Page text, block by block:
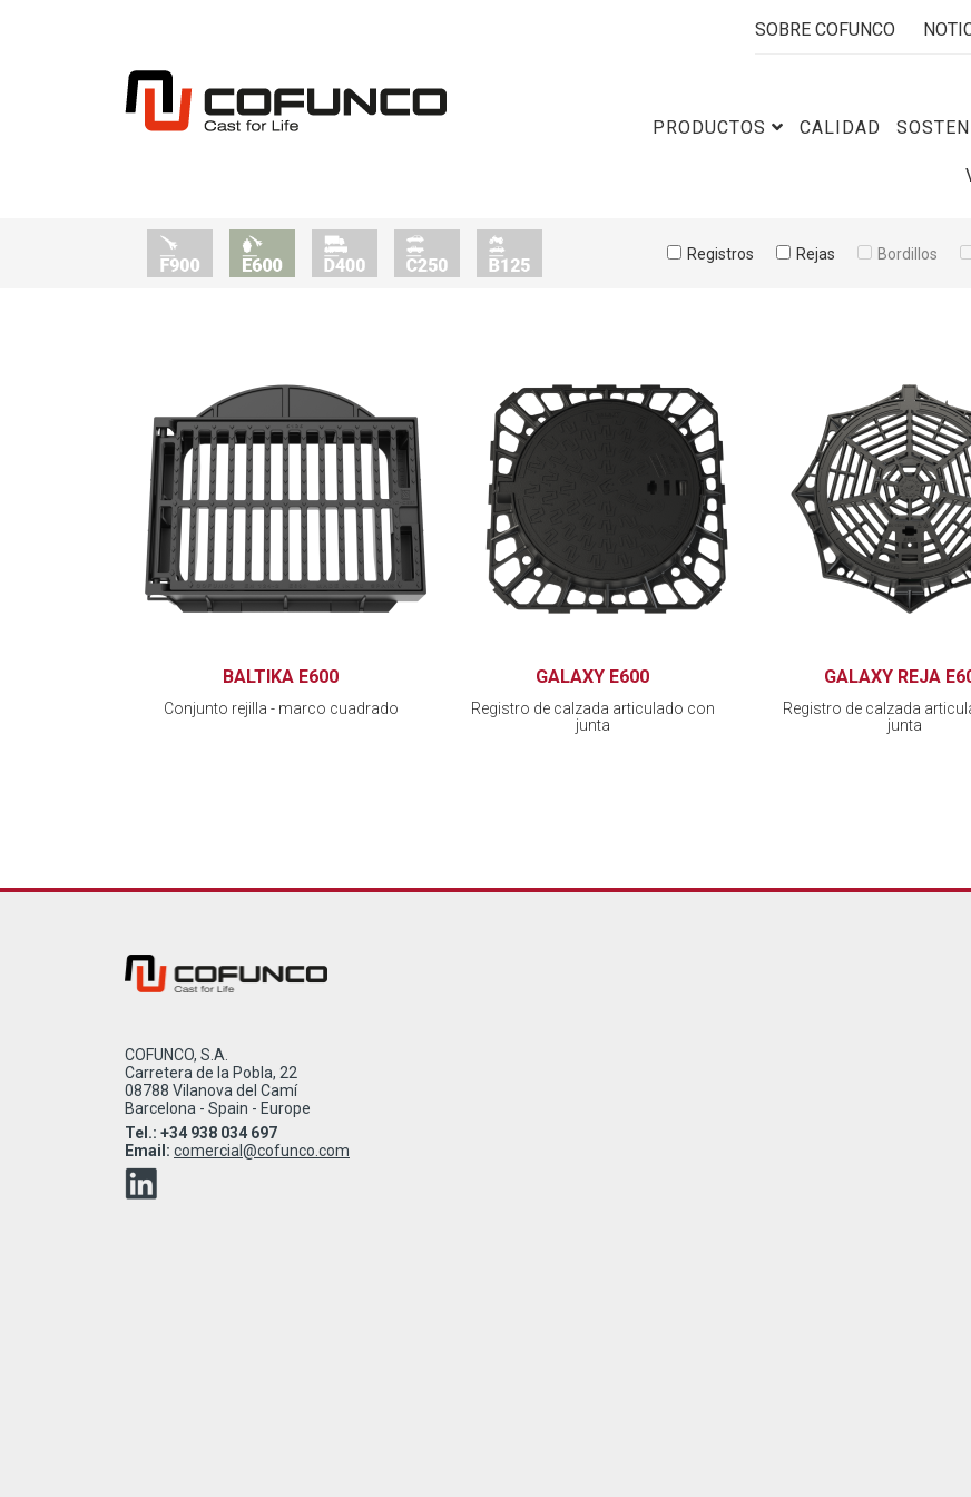
SOBRE COFUNCO
PRODUCTOS CALIDAD
Registros Rejas Bordillos
BALTIKA E600
Conjunto rejilla - marco cuadrado
GALAXY E600
Registro de calzada articulado con
junta
GALAXY REJA
Registro de calzada
junta
COFUNCO, S.A.
Carretera de la Pobla, 22
08788 Vilanova del Camí
Barcelona - Spain - Europe
Tel.: +34 938 034 697
Email: comercial@cofunco.com